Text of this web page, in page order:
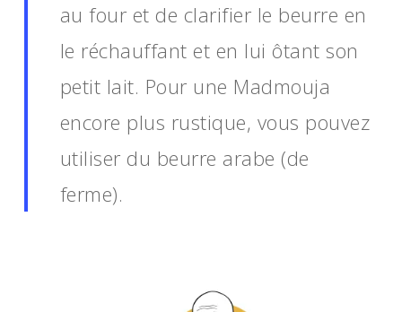
au four et de clarifier le beurre en
le réchauffant et en lui ôtant son
petit lait. Pour une Madmouja
encore plus rustique, vous pouvez
utiliser du beurre arabe (de
ferme).